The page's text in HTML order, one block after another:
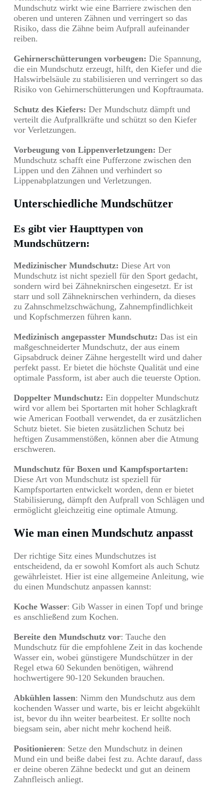
Mundschutz wirkt wie eine Barriere zwischen den
oberen und unteren Zähnen und verringert so das
Risiko, dass die Zähne beim Aufprall aufeinander
reiben.
Gehirnerschütterungen vorbeugen: Die Spannung,
die ein Mundschutz erzeugt, hilft, den Kiefer und die
Halswirbelsäule zu stabilisieren und verringert so das
Risiko von Gehirnerschütterungen und Kopftraumata.
Schutz des Kiefers: Der Mundschutz dämpft und
verteilt die Aufprallkräfte und schützt so den Kiefer
vor Verletzungen.
Vorbeugung von Lippenverletzungen: Der
Mundschutz schafft eine Pufferzone zwischen den
Lippen und den Zähnen und verhindert so
Lippenabplatzungen und Verletzungen.
Unterschiedliche Mundschützer
Es gibt vier Haupttypen von
Mundschützern:
Medizinischer Mundschutz: Diese Art von
Mundschutz ist nicht speziell für den Sport gedacht,
sondern wird bei Zähneknirschen eingesetzt. Er ist
starr und soll Zähneknirschen verhindern, da dieses
zu Zahnschmelzschwächung, Zahnempfindlichkeit
und Kopfschmerzen führen kann.
Medizinisch angepasster Mundschutz: Das ist ein
maßgeschneiderter Mundschutz, der aus einem
Gipsabdruck deiner Zähne hergestellt wird und daher
perfekt passt. Er bietet die höchste Qualität und eine
optimale Passform, ist aber auch die teuerste Option.
Doppelter Mundschutz: Ein doppelter Mundschutz
wird vor allem bei Sportarten mit hoher Schlagkraft
wie American Football verwendet, da er zusätzlichen
Schutz bietet. Sie bieten zusätzlichen Schutz bei
heftigen Zusammenstößen, können aber die Atmung
erschweren.
Mundschutz für Boxen und Kampfsportarten:
Diese Art von Mundschutz ist speziell für
Kampfsportarten entwickelt worden, denn er bietet
Stabilisierung, dämpft den Aufprall von Schlägen und
ermöglicht gleichzeitig eine optimale Atmung.
Wie man einen Mundschutz anpasst
Der richtige Sitz eines Mundschutzes ist
entscheidend, da er sowohl Komfort als auch Schutz
gewährleistet. Hier ist eine allgemeine Anleitung, wie
du einen Mundschutz anpassen kannst:
Koche Wasser: Gib Wasser in einen Topf und bringe
es anschließend zum Kochen.
Bereite den Mundschutz vor: Tauche den
Mundschutz für die empfohlene Zeit in das kochende
Wasser ein, wobei günstigere Mundschützer in der
Regel etwa 60 Sekunden benötigen, während
hochwertigere 90-120 Sekunden brauchen.
Abkühlen lassen: Nimm den Mundschutz aus dem
kochenden Wasser und warte, bis er leicht abgekühlt
ist, bevor du ihn weiter bearbeitest. Er sollte noch
biegsam sein, aber nicht mehr kochend heiß.
Positionieren: Setze den Mundschutz in deinen
Mund ein und beiße dabei fest zu. Achte darauf, dass
er deine oberen Zähne bedeckt und gut an deinem
Zahnfleisch anliegt.